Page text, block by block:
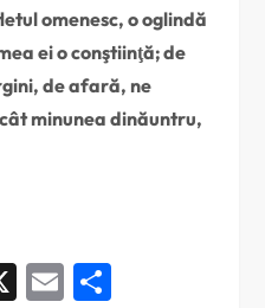
omenesc, o oglindă
ei o conştiinţă; de
de afară, ne
minunea dinăuntru,
X Email